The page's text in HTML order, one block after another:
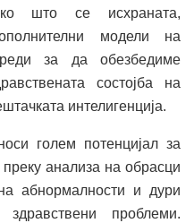
што се исхраната,
модели на
за да обезбедиме
состојба на
интелигенција.
голем потенцијал за
анализа на обрасци
абнормалности и дури
проблеми.